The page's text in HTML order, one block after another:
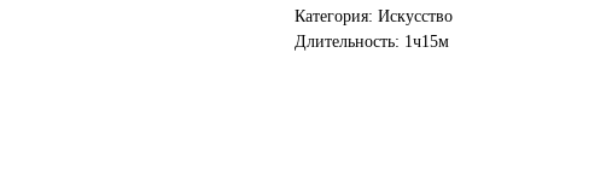
Категория: Искусство
Длительность: 1ч15м